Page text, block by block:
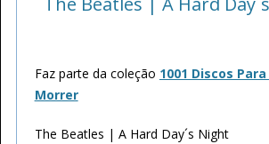
Faz parte da coleção 1001 Discos
Morrer
The Beatles | A Hard Day´s Night